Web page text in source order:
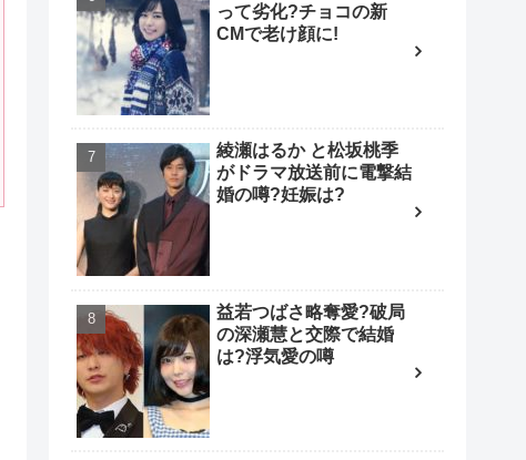
って劣化?チョコの新
CMで老け顔に!
綾瀬はるか と松坂桃季
がドラマ放送前に電撃結
婚の噂?妊娠は?
益若つばさ略奪愛?破局
の深瀬慧と交際で結婚
は?浮気愛の噂